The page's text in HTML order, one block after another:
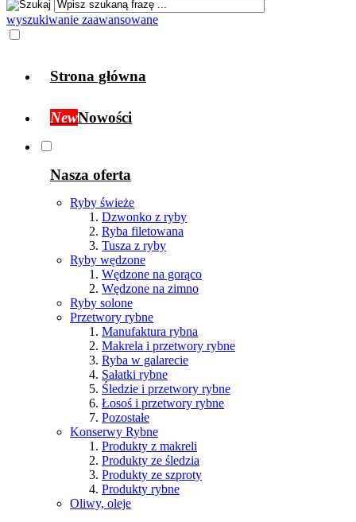
wyszukiwanie zaawansowane
Strona główna
NewNowości
Nasza oferta
Ryby świeże
Dzwonko z ryby
Ryba filetowana
Tusza z ryby
Ryby wędzone
Wędzone na gorąco
Wędzone na zimno
Ryby solone
Przetwory rybne
Manufaktura rybna
Makrela i przetwory rybne
Ryba w galarecie
Sałatki rybne
Śledzie i przetwory rybne
Łosoś i przetwory rybne
Pozostałe
Konserwy Rybne
Produkty z makreli
Produkty ze śledzia
Produkty ze szproty
Produkty rybne
Oliwy, oleje